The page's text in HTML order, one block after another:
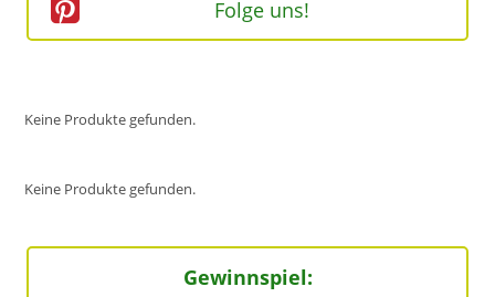
Folge uns!
Keine Produkte gefunden.
Keine Produkte gefunden.
Gewinnspiel: